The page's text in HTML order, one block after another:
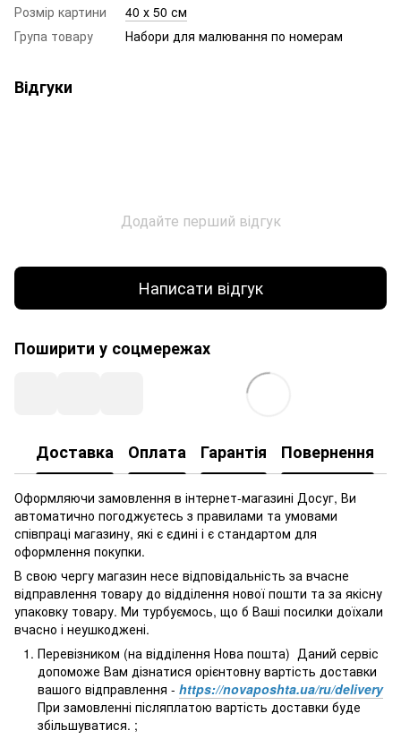
Розмір картини
40 х 50 см
Група товару
Набори для малювання по номерам
Відгуки
Додайте перший відгук
Написати відгук
Поширити у соцмережах
Доставка Оплата Гарантія Повернення
Оформляючи замовлення в інтернет-магазині Досуг, Ви
автоматично погоджуєтесь з правилами та умовами
співпраці магазину, які є єдині і є стандартом для
оформлення покупки.
В свою чергу магазин несе відповідальність за вчасне
відправлення товару до відділення нової пошти та за якісну
упаковку товару. Ми турбуємось, що б Ваші посилки доїхали
вчасно і неушкоджені.
Перевізником (на відділення Нова пошта) Даний сервіс
допоможе Вам дізнатися орієнтовну вартість доставки
вашого відправлення - https://novaposhta.ua/ru/delivery
При замовленні післяплатою вартість доставки буде
збільшуватися. ;